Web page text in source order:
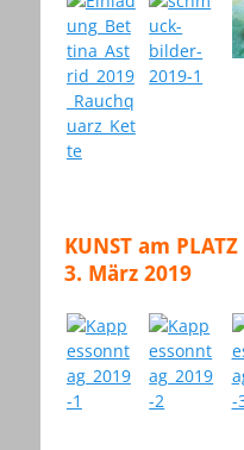
KUNST am
3. März 2019